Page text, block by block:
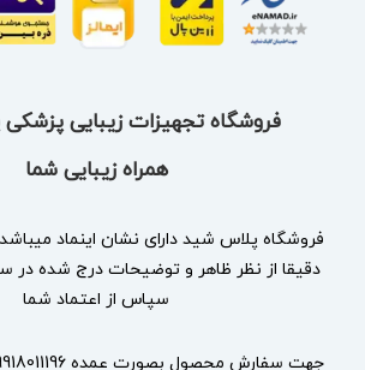
فروشگاه تجهیزات زیبایی
همراه زیبایی شما
فروشگاه پلاس شید دارای نشان اینماد
دقیقا از نظر ظاهر و توضیحات درج شده در
سپاس از اعتماد شما
جهت سفارش محصول بصورت عمده 09918011196 تماس بگیرید